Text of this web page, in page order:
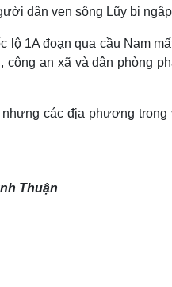
Hậu trường
Văn hóa
Sân khấu -
Di sản
dân ven sông Lũy bị
lộ 1A đoạn qua cầu Nam
công an xã và dân phòng
các địa phương
Thuận